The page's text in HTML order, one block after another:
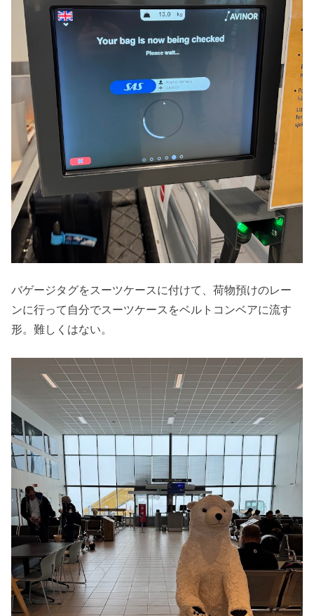
バゲージタグをスーツケースに付けて、荷物預けのレー
ンに行って自分でスーツケースをベルトコンベアに流す
形。難しくはない。